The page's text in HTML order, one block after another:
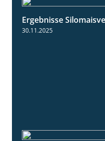
Ergebnisse
30.11.2025